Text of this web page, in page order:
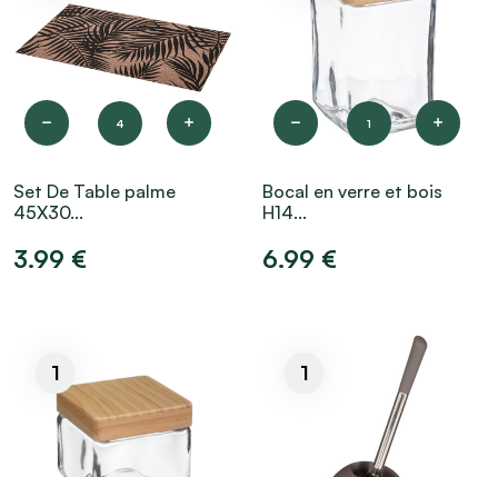
4
Set De Table palme
45X30...
3.99 €
1
Bocal en verre et bois
H14...
6.99 €
1 1